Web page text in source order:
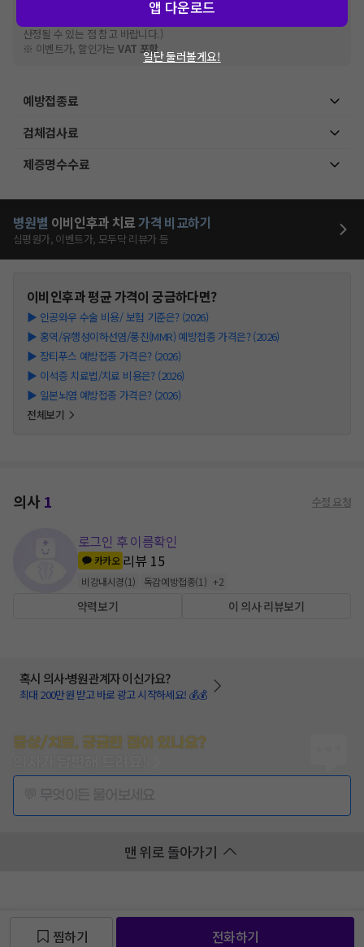
건강보험심사평가원에 고지되어 있는 급여 진료 기준 가
격입니다. (진료와 연관된 복합적인 비용이 추가되어, 병원마다 금액이 다르게
산정될 수 있는 점 참고 바랍니다.)
※ 이벤트가, 할인가는VAT 포함
예방접종료
검체검사료
제증명수수료
병원별 이비인후과 치료가격 비교하기
심평원가, 이벤트가, 모두닥 리뷰가 등
이비인후과평균 가격이 궁금하다면?
▶ 인공와우 수술 비용/ 보험 기준은? (2026)
▶ 홍역/유행성이하선염/풍진(MMR) 예방접종 가격은? (2026)
▶ 장티푸스 예방접종 가격은? (2026)
▶ 이석증 치료법/치료 비용은? (2026)
▶ 일본뇌염 예방접종 가격은? (2026)
전체보기
의사1 수정 요청
로그인 후 이름확인
카카오 리뷰 15
비강내시경(1) 독감예방접종(1 ) +2
약력보기 이 의사 리뷰보기
혹시 의사·병원관계자 이신가요?
최대 200만원 받고 바로 광고 시작하세요! 💰💰
증상/치료, 궁금한 점이 있나요?
맨 위로 돌아가기
찜하기 전화하기
앱 다운로드
일단 둘러볼게요!